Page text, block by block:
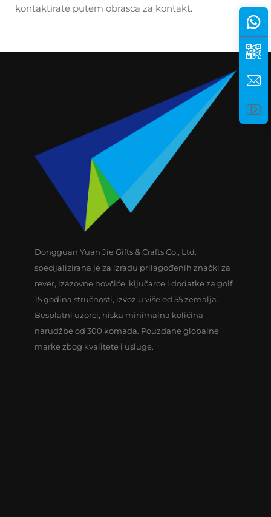
kontaktirate putem obrasca za kontakt.
Dongguan Yuan Jie Gifts & Crafts Co., Ltd.
specijalizirana je za izradu prilagođenih znački za
rever, izazovne novčiće, ključarce i dodatke za golf.
15 godina stručnosti, izvoz u više od 55 zemalja.
Besplatni uzorci, niska minimalna količina
narudžbe od 300 komada. Pouzdane globalne
marke zbog kvalitete i usluge.